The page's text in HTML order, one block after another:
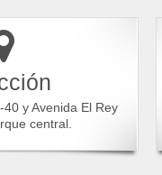
y Avenida El Rey
central.